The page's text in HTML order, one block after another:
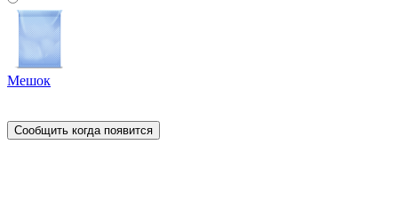
Мешок
Сообщить когда появится